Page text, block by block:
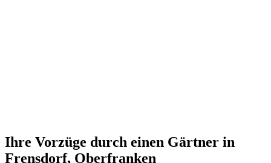
Ihre Vorzüge durch einen Gärtner in
Frensdorf, Oberfranken